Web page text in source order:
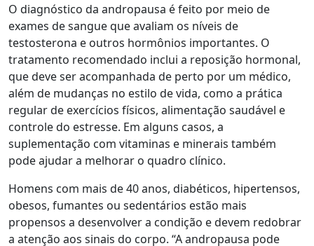
O diagnóstico da andropausa é feito por meio de
exames de sangue que avaliam os níveis de
testosterona e outros hormônios importantes. O
tratamento recomendado inclui a reposição hormonal,
que deve ser acompanhada de perto por um médico,
além de mudanças no estilo de vida, como a prática
regular de exercícios físicos, alimentação saudável e
controle do estresse. Em alguns casos, a
suplementação com vitaminas e minerais também
pode ajudar a melhorar o quadro clínico.
Homens com mais de 40 anos, diabéticos, hipertensos,
obesos, fumantes ou sedentários estão mais
propensos a desenvolver a condição e devem redobrar
a atenção aos sinais do corpo. “A andropausa pode